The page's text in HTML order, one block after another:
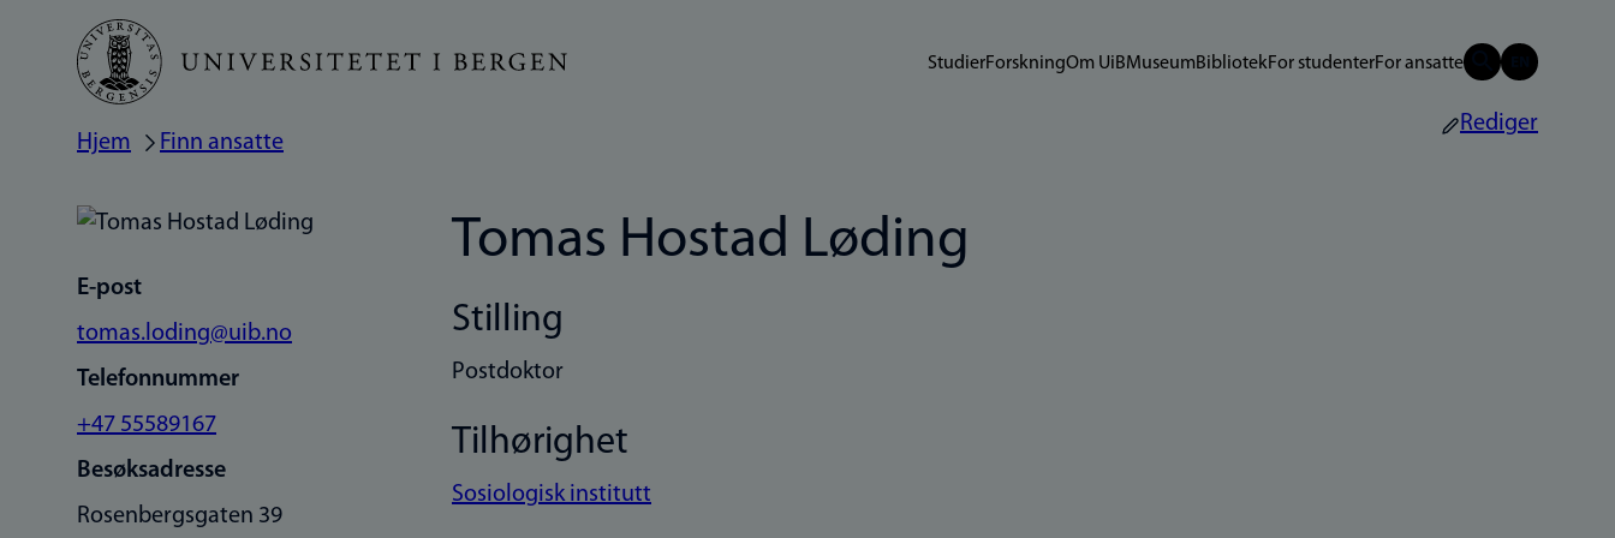
Hopp
hovedinnhold
StudierForskningOm UiBMuseumBibliotekFor studenterFor ansatte
Navigasjonssti
Hjem Finn ansatte
Rediger
E-post
tomas.loding@uib.no
Telefonnummer
+47 55589167
Besøksadresse
Rosenbergsgaten 39
Tomas Hostad Løding
Stilling
Postdoktor
Tilhørighet
Sosiologisk institutt